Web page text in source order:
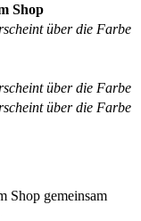
Shop
über die Farbe
über die Farbe
über die Farbe
Shop gemeinsam